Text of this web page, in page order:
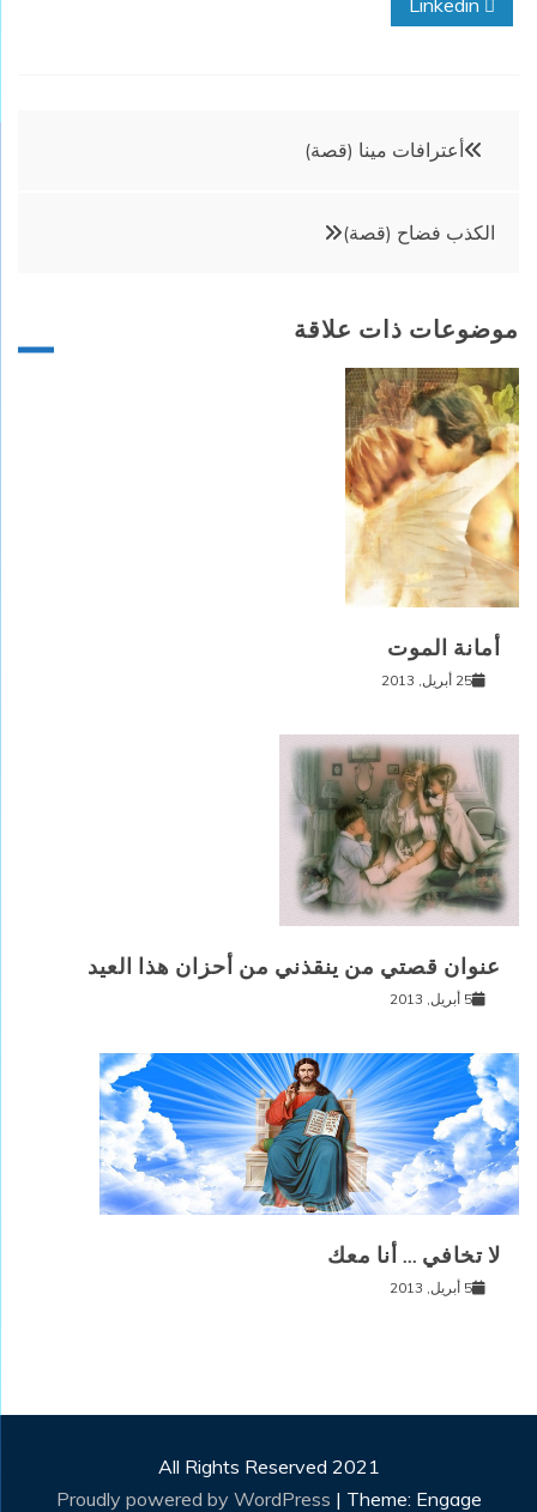
تصفّح
أعترافات مينا (قصة)
الكذب فضاح (قصة)
موضوعات ذات علاقة
أمانة الموت
25 أبريل, 2013
عنوان قصتي من ينقذني من أحزان هذا العيد
5 أبريل, 2013
لا تخافي … أنا معك
5 أبريل, 2013
All Rights Reserved 2021
Proudly powered by WordPress | Theme: Engage